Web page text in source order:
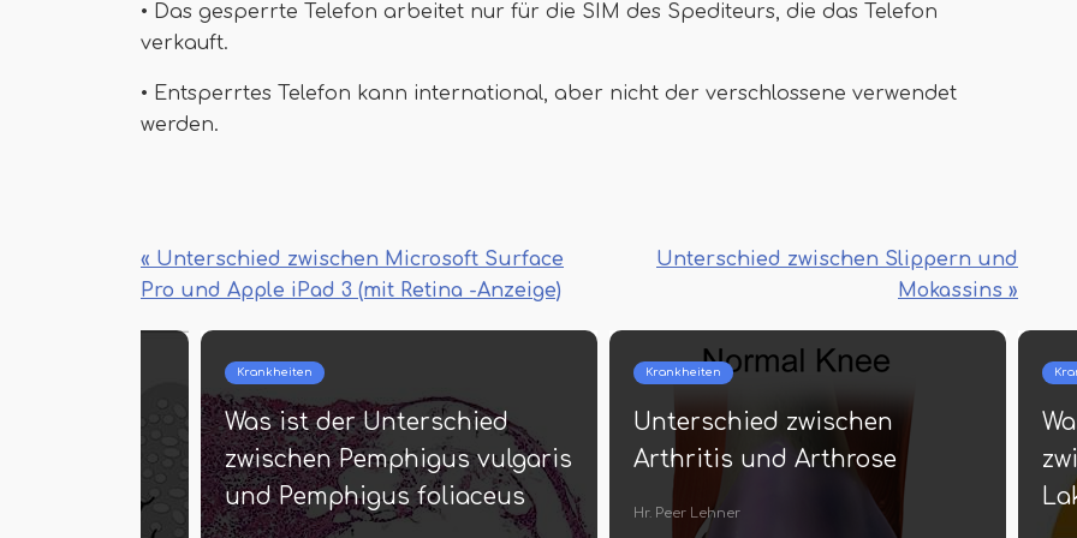
• Das gesperrte Telefon arbeitet nur für die SIM des Spediteurs, die das Telefon
verkauft.
• Entsperrtes Telefon kann international, aber nicht der verschlossene verwendet
werden.
« Unterschied zwischen Microsoft Surface
Pro und Apple iPad 3 (mit Retina -Anzeige)
Unterschied zwischen Slippern und
Mokassins »
Krankheiten
Was ist der Unterschied
zwischen Pemphigus vulgaris
und Pemphigus foliaceus
Krankheiten
Unterschied zwischen
Arthritis und Arthrose
Hr. Peer Lehner